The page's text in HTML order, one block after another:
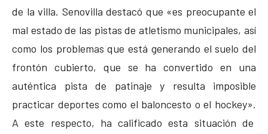
de la villa. Senovilla destacó que «es preocupante el
mal estado de las pistas de atletismo municipales, así
como los problemas que está generando el suelo del
frontón cubierto, que se ha convertido en una
auténtica pista de patinaje y resulta imposible
practicar deportes como el baloncesto o el hockey».
A este respecto, ha calificado esta situación de